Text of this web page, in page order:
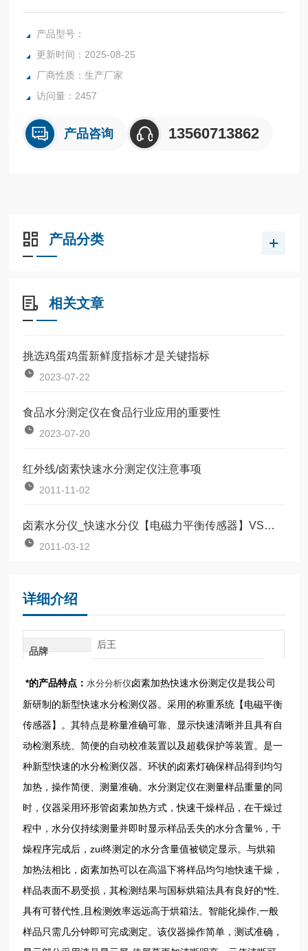
菜、烟草，化工，茶叶，食品、肉类以及纺织，农林、造纸、
橡胶、塑胶、纺织等行业中的实验室与生产过程中。同时满足
后王电子科技有限公司始终立志于为用户提供多用途，多性能
的高质量产品，为您打造快速，准确，物超所值的水分测定仪
**。
产品型号：
更新时间：2025-08-25
厂商性质：生产厂家
访问量：2457
产品咨询 13560713862
产品分类
相关文章
挑选鸡蛋鸡蛋新鲜度指标才是关键指标
2023-07-22
食品水分测定仪在食品行业应用的重要性
2023-07-20
红外线/卤素快速水分测定仪注意事项
2011-11-02
卤素水分仪_快速水分仪【电磁力平衡传感器】VS烘箱法
2011-03-12
详细介绍
品牌
后王
*的产品特点： 水分分析仪卤素加热快速水份测定仪是我公司
新研制的新型快速水分检测仪器。采用的称重系统【电磁平衡
传感器】。其特点是称量准确可靠、显示快速清晰并且具有自
动检测系统、简便的自动校准装置以及超载保护等装置。是一
种新型快速的水分检测仪器。环状的卤素灯确保样品得到均匀
加热，操作简便、测量准确。水分测定仪在测量样品重量的同
时，仪器采用环形管卤素加热方式，快速干燥样品，在干燥过
程中，水分仪持续测量并即时显示样品丢失的水分含量%，干
燥程序完成后，zui终测定的水分含量值被锁定显示。与烘箱
加热法相比，卤素加热可以在高温下将样品均匀地快速干燥，
样品表面不易受损，其检测结果与国标烘箱法具有良好的*性,
具有可替代性,且检测效率远远高于烘箱法。智能化操作,一般
样品只需几分钟即可完成测定。该仪器操作简单，测试准确，